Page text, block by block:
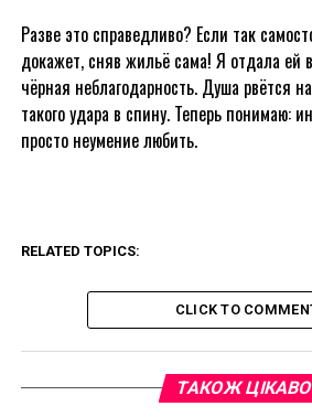
Разве это справедливо? Если так
докажет, сняв жильё сама! Я отдала ей
чёрная неблагодарность. Душа рвётся
такого удара в спину. Теперь понимаю:
просто неумение любить.
RELATED TOPICS:
CLICK TO
ТАКОЖ